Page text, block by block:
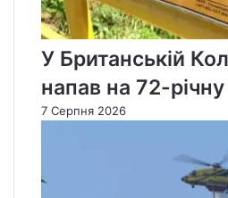
У Британській
напав на 72-
7 Серпня 2026